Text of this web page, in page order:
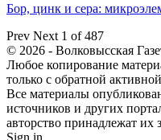
Бор, цинк и сера:
Prev Next 1 of 487
© 2026 - Волковысская
Любое копирование
только с обратной
Все материалы
источников и других
авторство принадлежат их
Sign in